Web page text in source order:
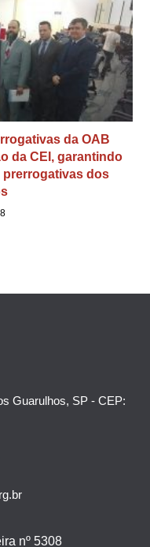
da OAB
da CEI, garantindo
prerrogativas dos
Guarulhos, SP - CEP:
nº 5308